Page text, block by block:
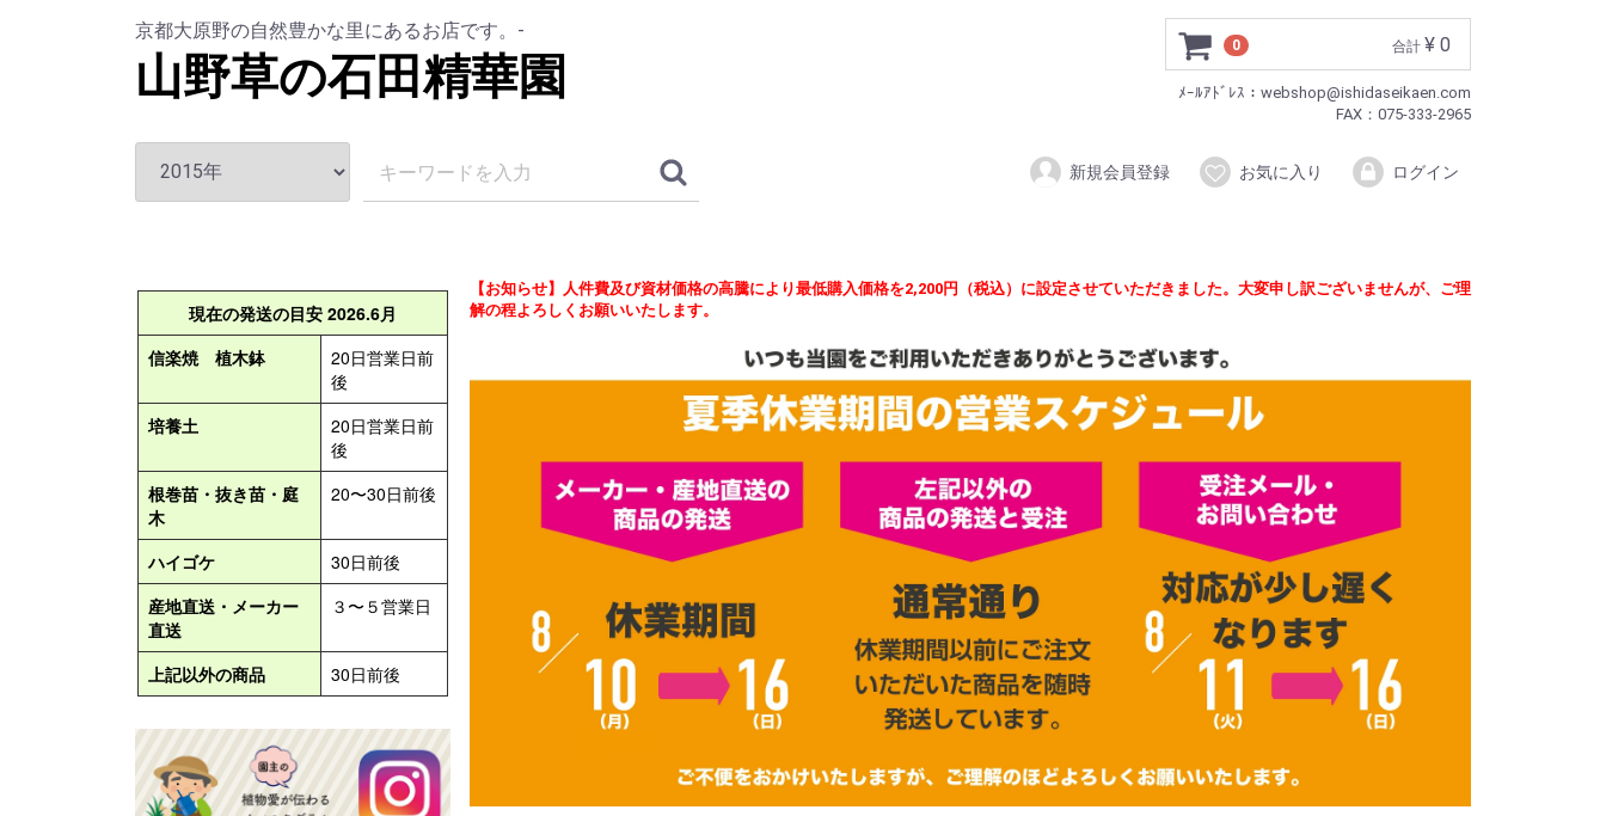
京都大原野の自然豊かな里にあるお店です。-
山野草の石田精華園
0 合計 ¥ 0
ﾒｰﾙｱﾄﾞﾚｽ：webshop@ishidaseikaen.com
FAX：075-333-2965
新規会員登録 お気に入り ログイン
【お知らせ】人件費及び資材価格の高騰により最低購入価格を2,200円（税込）に設定させていただきました。大変申し訳ございませんが、ご理
解の程よろしくお願いいたします。